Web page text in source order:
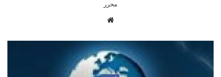
محرر
ق
ع
ا